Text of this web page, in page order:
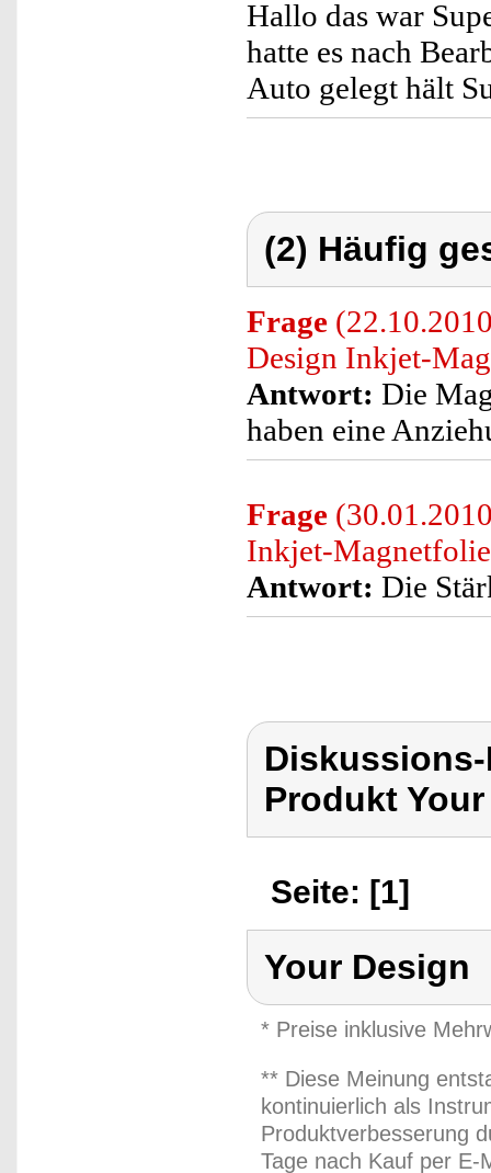
Hallo das war
hatte es nach
Auto gelegt hält
(2) Häufig
Frage
Design Inkjet-
Antwort: Die
haben eine
Frage
Inkjet-
Antwort: Die
Produkt
Seite: [1]
Your Design
* Preise inklusive
** Diese Meinung
kontinuierlich als
Produktverbesserung
Tage nach Kauf per E-